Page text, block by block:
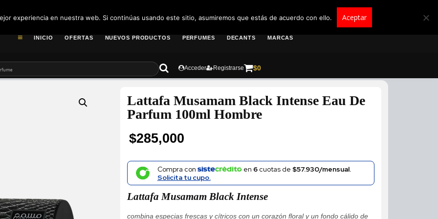
INICIO OFERTAS NUEVOS PRODUCTOS PERFUMES DECANTS MARCAS
Acceder Registrarse $0
Lattafa Musamam Black Intense Eau De
Parfum 100ml Hombre
$285,000
Compra con en 6cuotas de $57.930/mensual.
Solicita tu cupo.
Lattafa Musamam Black Intense
combina especias frescas y cítricos con un corazón floral y un fondo cálido de
experiencia en nuestra web. Si continúas usando este sitio, asumiremos que estás de acuerdo con ello. Aceptar